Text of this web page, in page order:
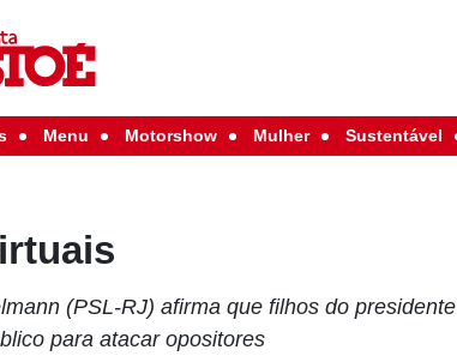
Menu Motorshow Mulher Sustentável
(PSL-RJ) afirma que filhos do presidente
para atacar opositores